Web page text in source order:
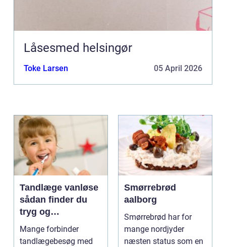
Låsesmed helsingør
Toke Larsen 05 April 2026
Tandlæge vanløse
sådan finder du
tryg og
professionel
tandpleje
Mange forbinder
tandlægebesøg med
Smørrebrød
aalborg
Smørrebrød har for
mange nordjyder
næsten status som en